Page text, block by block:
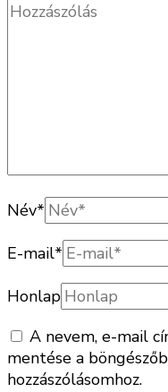
Név*
E-mail*
Honlap
A nevem, e-mail
mentése a
hozzászólásomhoz.